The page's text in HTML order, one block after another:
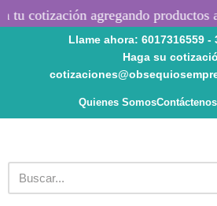
contenido
cotización agregando productos
Llame ahora: 6017316559 -
Haga su
Quienes SomosContáctenos